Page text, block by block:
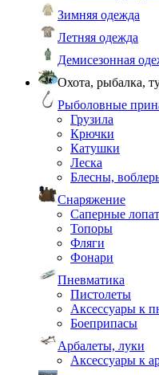
Зимняя одежда
Летняя одежда
Демисезонная
Охота, рыбалка,
Рыболовные
Грузила
Крючки
Катушки
Леска
Блесны,
Снаряжение
Саперные
Топоры
Фляги
Фонари
Пневматика
Пистолеты
Аксессуары к
Боеприпасы
Арбалеты, луки
Аксессуары к